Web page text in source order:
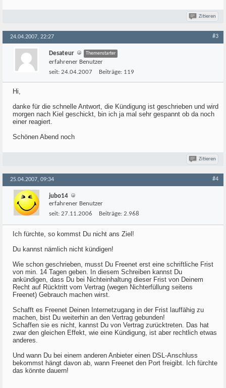
Zitieren
24.04.2007, 22:27 #3
Desateur Themenstarter
erfahrener Benutzer
seit: 24.04.2007 Beiträge: 119
Hi,
danke für die schnelle Antwort, die Kündigung ist geschrieben und wird
morgen nach Kiel geschickt, bin ich ja mal sehr gespannt ob da noch
einer reagiert.
Schönen Abend noch
Zitieren
25.04.2007, 09:34 #4
jubo14
erfahrener Benutzer
seit: 27.11.2006 Beiträge: 2.968
Ich fürchte, so kommst Du nicht ans Ziel!
Du kannst nämlich nicht kündigen!
Wie schon geschrieben, musst Du Freenet erst eine schriftliche Frist
von min. 14 Tagen geben. In diesem Schreiben kannst Du
ankündigen, dass Du bei Nichteinhaltung dieser Frist von Deinem
Recht auf Rücktritt vom Vertrag (wegen Nichterfüllung seitens
Freenet) Gebrauch machen wirst.
Schafft es Freenet Deinen Internetzugang in der Frist lauffähig zu
machen, bist Du weiterhin an den Vertrag gebunden!
Schaffen sie es nicht, kannst Du von Vertrag zurücktreten. Das hat
zwar den gleichen Effekt, wie eine Kündigung, ist aber rechtlich etwas
anderes.
Und wann Du bei einem anderen Anbieter einen DSL-Anschluss
bekommst hängt davon ab, wann Freenet den Port freigibt. Ich fürchte
das könnte dauern!